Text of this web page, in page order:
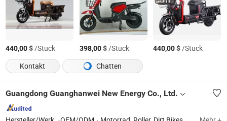
440,00$/Stück 398,00$/Stück 440,00$/Stück
Kontakt
Chatten
Guangdong Guanghanwei New Energy Co., Ltd.